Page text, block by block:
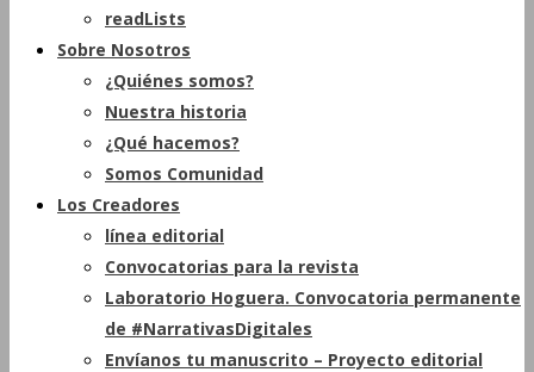
readLists
Sobre Nosotros
¿Quiénes somos?
Nuestra historia
¿Qué hacemos?
Somos Comunidad
Los Creadores
línea editorial
Convocatorias para la revista
Laboratorio Hoguera. Convocatoria permanente
de #NarrativasDigitales
Envíanos tu manuscrito – Proyecto editorial